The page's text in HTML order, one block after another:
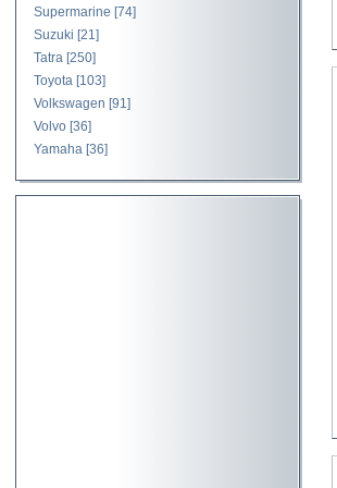
Supermarine [74]
Suzuki [21]
Tatra [250]
Toyota [103]
Volkswagen [91]
Volvo [36]
Yamaha [36]